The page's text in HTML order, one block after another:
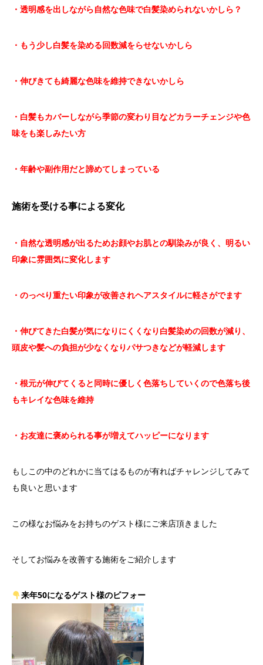
・透明感を出しながら自然な色味で白髪染められないかしら？
・もう少し白髪を染める回数減をらせないかしら
・伸びきても綺麗な色味を維持できないかしら
・白髪もカバーしながら季節の変わり目などカラーチェンジや色
味をも楽しみたい方
・年齢や副作用だと諦めてしまっている
施術を受ける事による変化
・自然な透明感が出るためお顔やお肌との馴染みが良く、明るい
印象に雰囲気に変化します
・のっぺり重たい印象が改善されヘアスタイルに軽さがでます
・伸びてきた白髪が気になりにくくなり白髪染めの回数が減り、
頭皮や髪への負担が少なくなりパサつきなどが軽減します
・根元が伸びてくると同時に優しく色落ちしていくので色落ち後
もキレイな色味を維持
・お友達に褒められる事が増えてハッピーになります
もしこの中のどれかに当てはるものが有ればチャレンジしてみて
も良いと思います
この様なお悩みをお持ちのゲスト様にご来店頂きました
そしてお悩みを改善する施術をご紹介します
来年50になるゲスト様のビフォー